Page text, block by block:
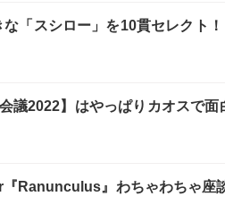
「スシロー」を10貫セレクト
議2022】はやっぱりカオスで面
Ranunculus』わちゃわちゃ座